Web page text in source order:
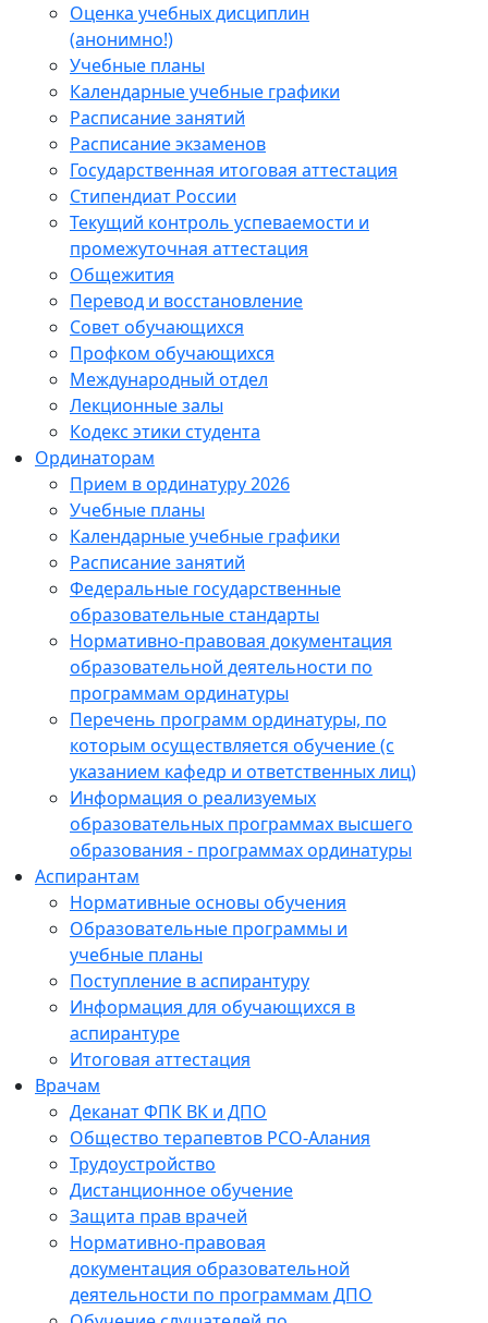
Оценка учебных дисциплин
(анонимно!)
Учебные планы
Календарные учебные графики
Расписание занятий
Расписание экзаменов
Государственная итоговая аттестация
Стипендиат России
Текущий контроль успеваемости и
промежуточная аттестация
Общежития
Перевод и восстановление
Совет обучающихся
Профком обучающихся
Международный отдел
Лекционные залы
Кодекс этики студента
Ординаторам
Прием в ординатуру 2026
Учебные планы
Календарные учебные графики
Расписание занятий
Федеральные государственные
образовательные стандарты
Нормативно-правовая документация
образовательной деятельности по
программам ординатуры
Перечень программ ординатуры, по
которым осуществляется обучение (с
указанием кафедр и ответственных лиц)
Информация о реализуемых
образовательных программах высшего
образования - программах ординатуры
Аспирантам
Нормативные основы обучения
Образовательные программы и
учебные планы
Поступление в аспирантуру
Информация для обучающихся в
аспирантуре
Итоговая аттестация
Врачам
Деканат ФПК ВК и ДПО
Общество терапевтов РСО-Алания
Трудоустройство
Дистанционное обучение
Защита прав врачей
Нормативно-правовая
документация образовательной
деятельности по программам ДПО